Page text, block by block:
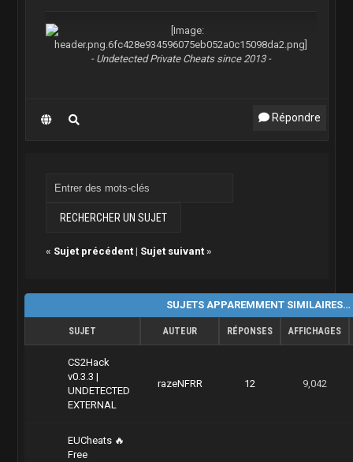
- Undetected Private Cheats since 2013 -
Répondre
« Sujet précédent| Sujet suivant»
SUJETS APPAREMMENT SIMILAIRES…
SUJET AUTEUR RÉPONSES AFFICHAGES
CS2Hack
v0.3.3 |
UNDETECTED
EXTERNAL
razeNFRR 12 9,042
EUCheats 🔥
Free